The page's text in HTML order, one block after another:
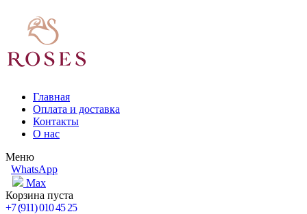
Главная
Оплата и доставка
Контакты
О нас
Меню
WhatsApp
Max
Корзина пуста
+7 (911) 010 45 25